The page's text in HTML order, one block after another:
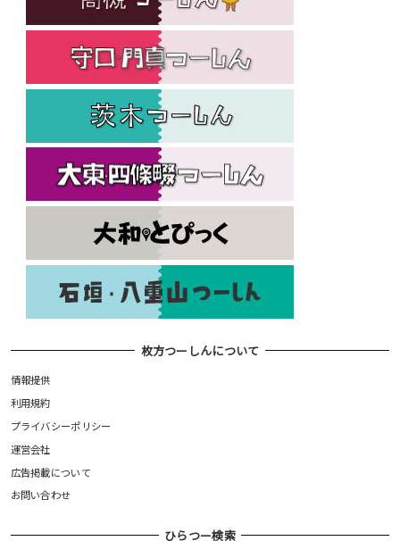
枚方つーしんについて
情報提供
利用規約
プライバシーポリシー
運営会社
広告掲載について
お問い合わせ
ひらつー検索